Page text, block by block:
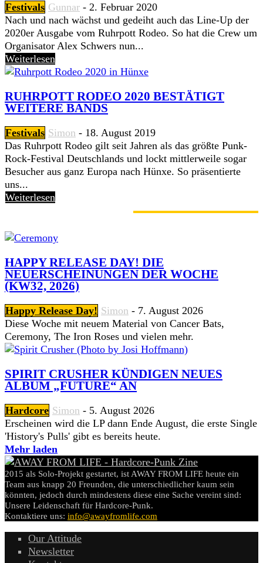
Festivals Gunnar - 2. Februar 2020
Nach und nach wächst und gedeiht auch das Line-Up der
2020er Ausgabe vom Ruhrpott Rodeo. So hat die Crew um
Organisator Alex Schwers nun...
Weiterlesen
RUHRPOTT RODEO 2020 BESTÄTIGT
WEITERE BANDS
Festivals Simon - 18. August 2019
Das Ruhrpott Rodeo gilt seit Jahren als das größte Punk-
Rock-Festival Deutschlands und lockt mittlerweile sogar
Besucher aus ganz Europa nach Hünxe. So präsentierte
uns...
Weiterlesen
HAPPY RELEASE DAY! DIE
NEUERSCHEINUNGEN DER WOCHE
(KW32, 2026)
Happy Release Day! Simon - 7. August 2026
Diese Woche mit neuem Material von Cancer Bats,
Ceremony, The Iron Roses und vielen mehr.
SPIRIT CRUSHER KÜNDIGEN NEUES
ALBUM „FUTURE“ AN
Hardcore Simon - 5. August 2026
Erscheinen wird die LP dann Ende August, die erste Single
'History's Pulls' gibt es bereits heute.
Mehr laden
2015 als Solo-Projekt gestartet, ist AWAY FROM LIFE heute ein
Team aus knapp 20 Freunden, die unterschiedlicher kaum sein
könnten, jedoch durch mindestens diese eine Sache vereint sind:
Unsere Leidenschaft für Hardcore-Punk.
Kontaktiere uns: info@awayfromlife.com
Our Attitude
Newsletter